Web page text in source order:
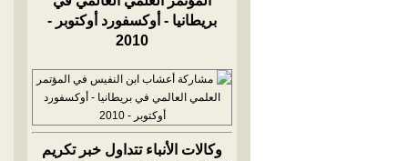
بريطانيا - أوكسفورد أوكتوبر -
2010
وكالات الأنباء تتداول خبر تكريم